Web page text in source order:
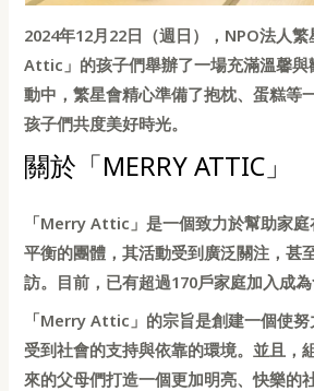
2024年12月22日（週日），NPO法人
Attic」的孩子們舉辦了一場充滿溫馨與
動中，繁星會精心準備了抱枕、蛋糕等
孩子們共度美好時光。
關於「MERRY ATTIC」
「Merry Attic」是一個致力於幫助家
平衡的團體，其活動受到廣泛關注，甚
訪。目前，已有超過170戶家庭加入成為
「Merry Attic」的宗旨是創建一個使
受到社會的支持與依靠的環境。並且，
來的父母們打造一個更加明亮、快樂的